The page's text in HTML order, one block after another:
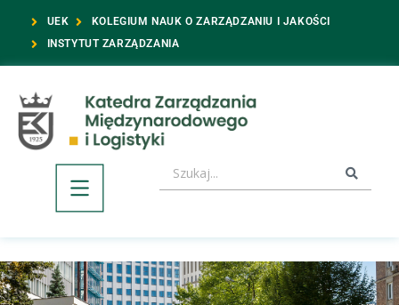
UEK
KOLEGIUM NAUK O ZARZĄDZANIU I JAKOŚCI
INSTYTUT ZARZĄDZANIA